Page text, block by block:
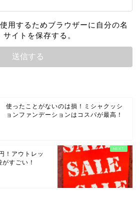
用するためブラウザーに自分の名
イトを保存する。
使ったことがないのは損！ミシャクッシ
ョンファンデーションはコスパが最高！
！アウトレッ
すごい！